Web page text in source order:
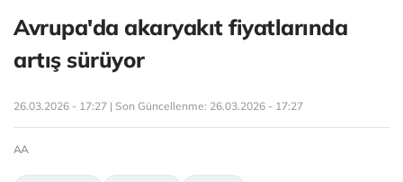
Avrupa'da akaryakıt fiyatlarında
artış sürüyor
26.03.2026 - 17:27 | Son Güncellenme: 26.03.2026 - 17:27
AA